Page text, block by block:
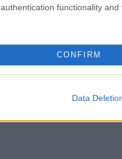
authentication functionality
CONFIRM
Data